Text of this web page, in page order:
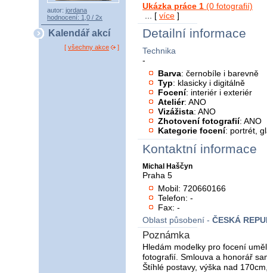
autor: jordana
hodnocení: 1,0 / 2x
Kalendář akcí
[ všechny akce ]
Ukázka práce 1 (0 fotografií)
... [ více ]
Detailní informace
Technika
-
Barva: černobíle i barevně
Typ: klasicky i digitálně
Focení: interiér i exteriér
Ateliér: ANO
Vizážista: ANO
Zhotovení fotografií: ANO
Kategorie focení: portrét,
Kontaktní informace
Michal Haščyn
Praha 5
Mobil: 720660166
Telefon: -
Fax: -
Oblast působení - ČESKÁ
Poznámka
Hledám modelky pro focení
fotografií. Smlouva a honorář
Štíhlé postavy, výška nad